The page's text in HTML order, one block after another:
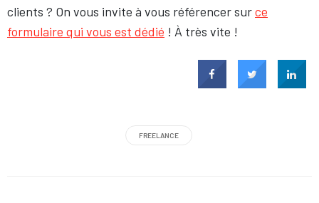
clients ? On vous invite à vous référencer surce
formulaire qui vous est dédié ! À très vite !
FREELANCE